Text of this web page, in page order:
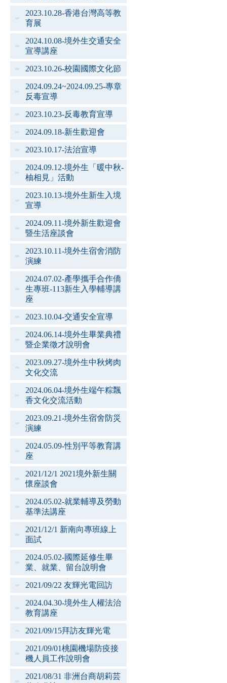
2023.10.28-香港台灣高等教
育展
2024.10.08-境外生交通安全
宣導講座
2023.10.26-校園國際文化節
2024.09.24~2024.09.25-專章
反毒宣導
2023.10.23-反毒教育宣導
2024.09.18-新生歡迎會
2023.10.17-法治宣導
2024.09.12-境外生「暖中秋-
柚相見」活動
2023.10.13-境外生新生入境
宣導
2024.09.11-境外新生歡迎會
暨生活座談會
2023.10.11-境外生宿舍消防
演練
2024.07.02-產學攜手合作僑
生專班-113新生入學輔導講
座
2023.10.04-交通安全宣導
2024.06.14-境外生畢業典禮
暨企業徵才說明會
2023.09.27-境外生中秋烤肉
文化交流
2024.06.04-境外生端午粽飄
香文化交流活動
2023.09.21-境外生宿舍防災
演練
2024.05.09-性別平等教育講
座
2021/12/1 2021境外新生關
懷座談會
2024.05.02-就業輔導及勞動
基準法講座
2021/12/1 新南向專班線上
面試
2024.05.02-國際延修生畢
業、就業、留台說明會
2021/09/22 友輝光電回訪
2024.04.30-境外生人權法治
教育講座
2021/09/15拜訪友輝光電
2021/09/01桃園機場防疫接
機人員工作說明會
2021/08/31 非洲台商胡莉芸